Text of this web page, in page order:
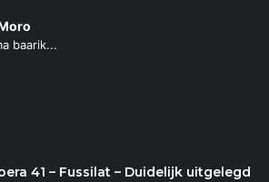
baarik...
41 – Fussilat – Duidelijk uitgelegd